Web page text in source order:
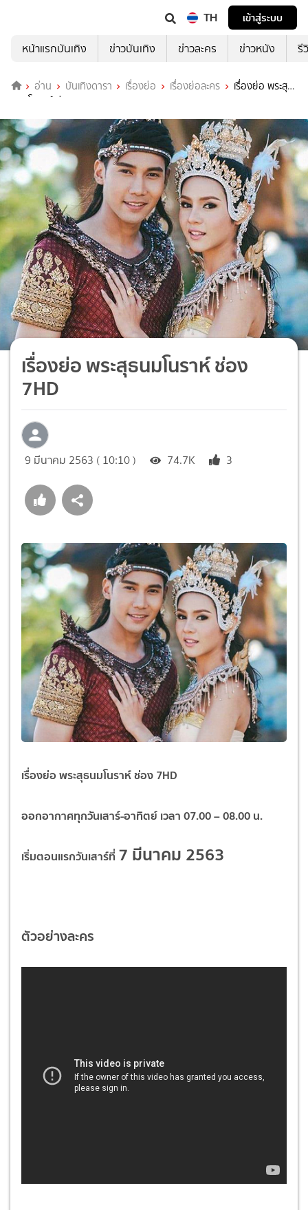
TH
เข้าสู่ระบบ
หน้าแรกบันเทิง
ข่าวบันเทิง ข่าวละคร ข่าวหนัง รี
อ่าน บันเทิงดารา เรื่องย่อ เรื่องย่อละคร
เรื่องย่อ พระสุ
ธนมโนราห์ ช่อง 7HD
เรื่องย่อ พระสุธนมโนราห์ ช่อง
7HD
9 มีนาคม 2563 ( 10:10 ) 74.7K 3
เรื่องย่อ พระสุธนมโนราห์ ช่อง 7HD
ออกอากาศทุกวันเสาร์-อาทิตย์ เวลา 07.00 – 08.00 น.
เริ่มตอนแรกวันเสาร์ที่ 7 มีนาคม 2563
ตัวอย่างละคร